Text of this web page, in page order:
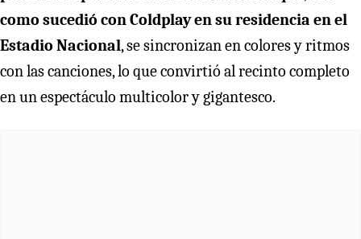
como sucedió con Coldplay en su residencia en el
Estadio Nacional, se sincronizan en colores y ritmos
con las canciones, lo que convirtió al recinto completo
en un espectáculo multicolor y gigantesco.